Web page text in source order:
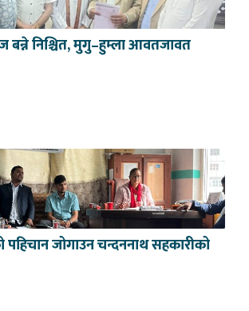
बन्ने निश्चित, मुगु–हुम्ला आवतजावत
पहिचान जोगाउन चन्दननाथ सहकारीको